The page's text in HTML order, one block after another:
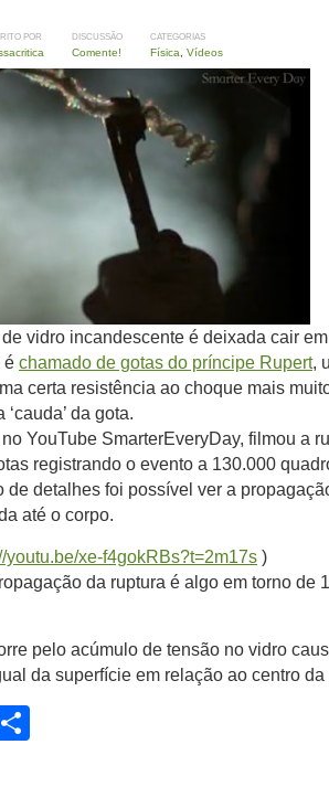
POR DISCUSSÃO
Comente!
CATEGORIAS
Física Vídeos
vidro incandescente é deixada cair
é chamado de gotas do príncipe Rupert,
certa resistência ao choque mais
da gota.
YouTube SmarterEveryDay, filmou a
registrando o evento a 130.000
de detalhes foi possível ver a
até o corpo.
youtu.be/xe-f4gokRBs?t=2m17s )
da ruptura é algo em torno de
pelo acúmulo de tensão no vidro
da superfície em relação ao centro da
Email